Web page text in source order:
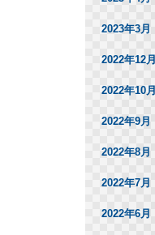
2023年3月
2022年12月
2022年10月
2022年9月
2022年8月
2022年7月
2022年6月